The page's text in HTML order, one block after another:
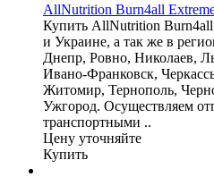
AllNutrition Burn4all
Купить AllNutrition Burn4all
и Украине, а так же в
Днепр, Ровно, Николаев,
Ивано-Франковск,
Житомир, Тернополь,
Ужгород. Осуществляем
транспортными ..
Цену уточняйте
Купить